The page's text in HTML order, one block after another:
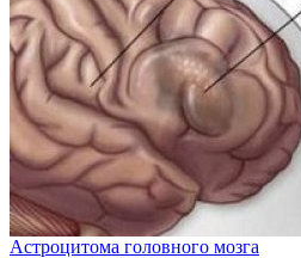
Астроцитома головного мозга